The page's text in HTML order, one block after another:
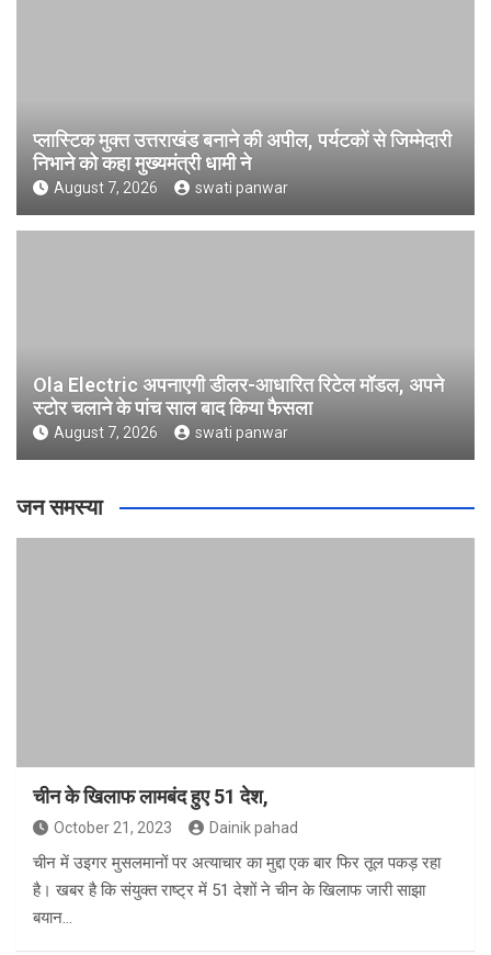
प्लास्टिक मुक्त उत्तराखंड बनाने की अपील, पर्यटकों से जिम्मेदारी
निभाने को कहा मुख्यमंत्री धामी ने
August 7, 2026 swati panwar
Ola Electric अपनाएगी डीलर-आधारित रिटेल मॉडल, अपने
स्टोर चलाने के पांच साल बाद किया फैसला
August 7, 2026 swati panwar
जन समस्या
चीन के खिलाफ लामबंद हुए 51 देश,
October 21, 2023 Dainik pahad
चीन में उइगर मुसलमानों पर अत्याचार का मुद्दा एक बार फिर तूल पकड़ रहा
है। खबर है कि संयुक्त राष्ट्र में 51 देशों ने चीन के खिलाफ जारी साझा
बयान…